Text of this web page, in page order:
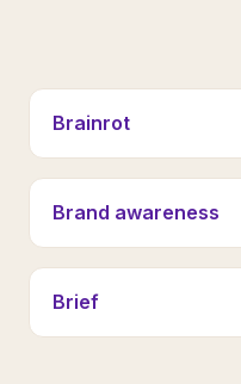
Brainrot
Brand awareness
Brief